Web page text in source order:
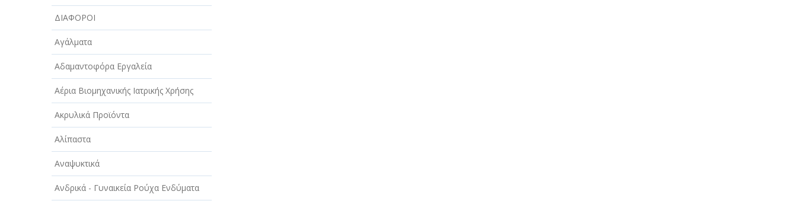
ΔΙΑΦΟΡΟΙ
Αγάλματα
Αδαμαντοφόρα Εργαλεία
Αέρια Βιομηχανικής Ιατρικής Χρήσης
Ακρυλικά Προϊόντα
Αλίπαστα
Αναψυκτικά
Ανδρικά - Γυναικεία Ρούχα Ενδύματα